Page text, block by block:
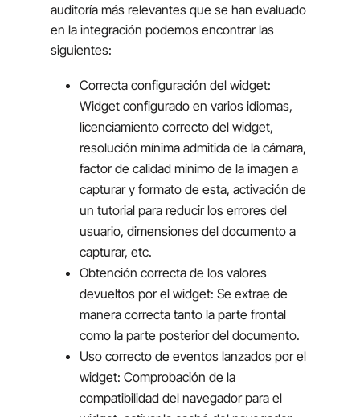
auditoría más relevantes que se han evaluado
en la integración podemos encontrar las
siguientes:
Correcta configuración del widget:
Widget configurado en varios idiomas,
licenciamiento correcto del widget,
resolución mínima admitida de la cámara,
factor de calidad mínimo de la imagen a
capturar y formato de esta, activación de
un tutorial para reducir los errores del
usuario, dimensiones del documento a
capturar, etc.
Obtención correcta de los valores
devueltos por el widget: Se extrae de
manera correcta tanto la parte frontal
como la parte posterior del documento.
Uso correcto de eventos lanzados por el
widget: Comprobación de la
compatibilidad del navegador para el